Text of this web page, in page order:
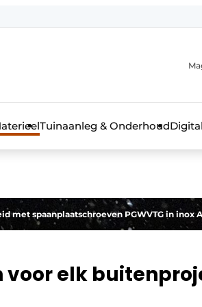
Tuinaanleg & Onderhoud
met spaanplaatschroeven PGWVTG in inox
elk